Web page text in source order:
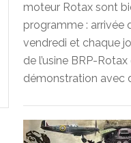
moteur Rotax sont
programme : arrivée
vendredi et chaque
de l’usine BRP-
démonstration avec